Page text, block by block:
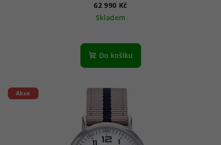
62 990 Kč
Skladem
Do košíku
Akce